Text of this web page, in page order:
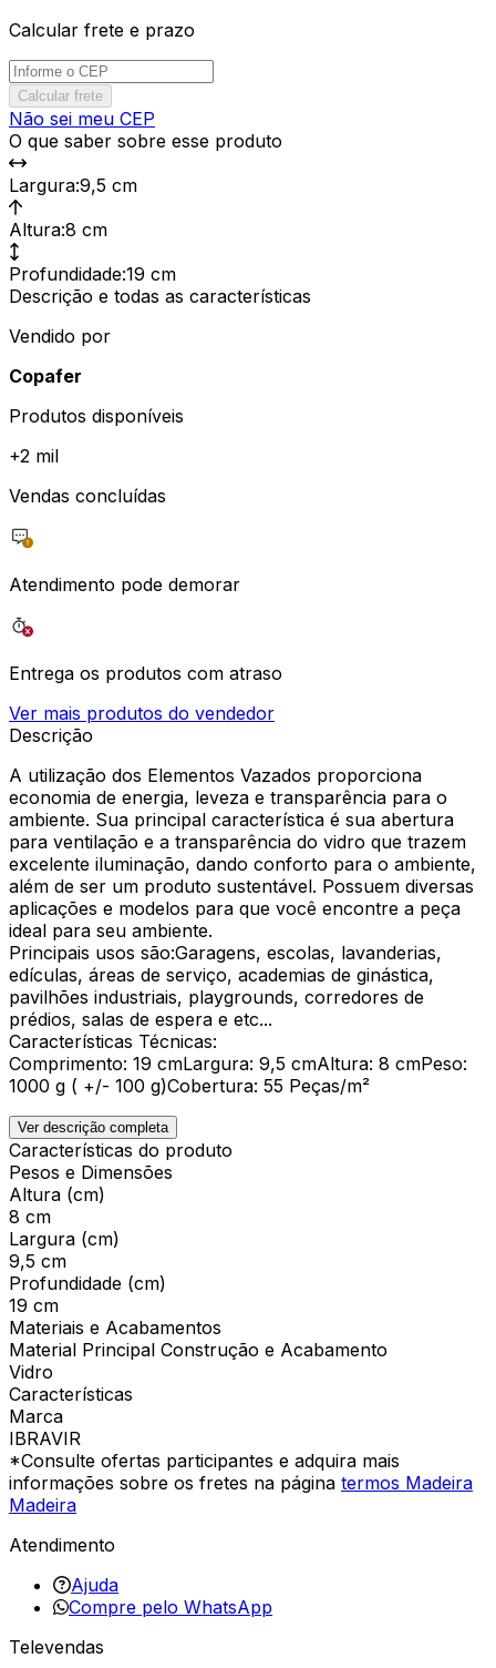
Calcular frete e prazo
Calcular frete
Não sei meu CEP
O que saber sobre esse produto
Largura:9,5 cm
Altura:8 cm
Profundidade:19 cm
Descrição e todas as características
Vendido por
Copafer
Produtos disponíveis
+2 mil
Vendas concluídas
Atendimento pode demorar
Entrega os produtos com atraso
Ver mais produtos do vendedor
Descrição
A utilização dos Elementos Vazados proporciona
economia de energia, leveza e transparência para o
ambiente. Sua principal característica é sua abertura
para ventilação e a transparência do vidro que trazem
excelente iluminação, dando conforto para o ambiente,
além de ser um produto sustentável. Possuem diversas
aplicações e modelos para que você encontre a peça
ideal para seu ambiente.
Principais usos são:Garagens, escolas, lavanderias,
edículas, áreas de serviço, academias de ginástica,
pavilhões industriais, playgrounds, corredores de
prédios, salas de espera e etc...
Características Técnicas:
Comprimento: 19 cmLargura: 9,5 cmAltura: 8 cmPeso:
1000 g ( +/- 100 g)Cobertura: 55 Peças/m²
Ver descrição completa
Características do produto
Pesos e Dimensões
Altura (cm)
8 cm
Largura (cm)
9,5 cm
Profundidade (cm)
19 cm
Materiais e Acabamentos
Material Principal Construção e Acabamento
Vidro
Características
Marca
IBRAVIR
*Consulte ofertas participantes e adquira mais
informações sobre os fretes na página termos Madeira
Madeira
Atendimento
Ajuda
Compre pelo WhatsApp
Televendas